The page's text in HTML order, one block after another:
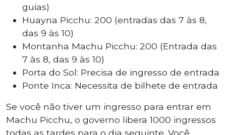
guias)
Huayna Picchu: 200 (entradas das 7 às 8,
das 9 às 10)
Montanha Machu Picchu: 200 (Entrada das
7 às 8, das 9 às 10)
Porta do Sol: Precisa de ingresso de entrada
Ponte Inca: Necessita de bilhete de entrada
Se você não tiver um ingresso para entrar em
Machu Picchu, o governo libera 1000 ingressos
todas as tardes para o dia seguinte. Você